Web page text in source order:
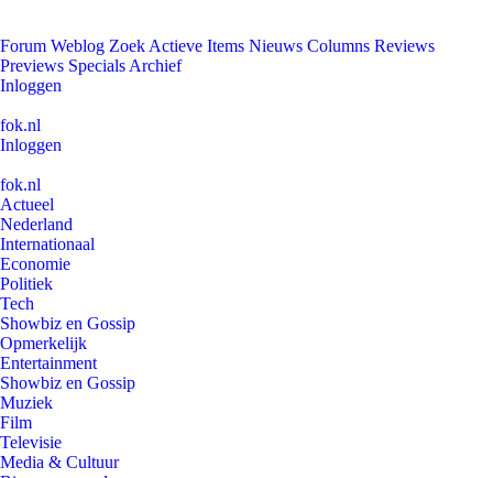
Forum Weblog Zoek Actieve Items Nieuws Columns Reviews
Previews Specials Archief
Inloggen
fok.nl
Inloggen
fok.nl
Actueel
Nederland
Internationaal
Economie
Politiek
Tech
Showbiz en Gossip
Opmerkelijk
Entertainment
Showbiz en Gossip
Muziek
Film
Televisie
Media & Cultuur